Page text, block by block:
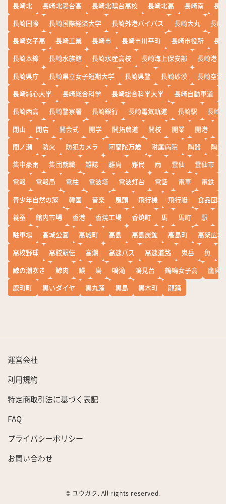
長崎北
長崎北陽台高 長崎北陽台高校 長崎北高 長崎南
長
長崎国際
長崎国際経済大学 長崎外港バイパス 長崎大丸
長崎
長崎女子高
長崎工業 長崎市 長崎市川平町 長崎市役所
長
長崎本線
長崎水族館 長崎水産高校 長崎海上保安部
長崎港
長崎県庁
長崎県立女子短期大学 長崎県警 長崎砂漠
長崎空港
長崎純心大学
長崎総合科学 長崎総合科学大学 長崎自動車道
長崎西高
長崎警察署 長崎銀行 長崎電気軌道 長崎駅
長崎
閉山
閉店 開会式 開学 開拓農道 開校 開業 開港
間ノ瀬
防火 防犯カメラ 阿蘭陀万歳 附属病院 陶器
陶器
集中豪雨
集団就職 雑誌 離島 難民 雨 雲仙 雲仙市
電報
電報局 電柱 電波塔 電波灯台 電話 電車 電鉄
青少年自然の家
韓国 音楽 風頭 飛行機 飛行艇
食品団地
養蚕
館内市場 香港 香焼工場 香焼町 馬 馬町 駅
駐車場
高城公園 高城町 高島 高島炭鉱 高島町
高架広場
高校野球
高校駅伝 高潮 高速バス 高速道路 鬼岳 魚
鯨の潮吹き
鯨肉 鰻 鳥 鳴滝 鳴見台 鶴鳴女子高
鷹島
鹿町町
黒いダイヤ 黒丸踊 黒島 黒木町 龍踊
運営会社
利用規約
特定商取引法に基づく表記
FAQ
プライバシーポリシー
お問い合わせ
© ユウガク. All rights reserved.